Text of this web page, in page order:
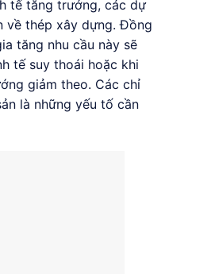
tế tăng trưởng, các dự
về thép xây dựng. Đồng
tăng nhu cầu này sẽ
tế suy thoái hoặc khi
giảm theo. Các chỉ
là những yếu tố cần